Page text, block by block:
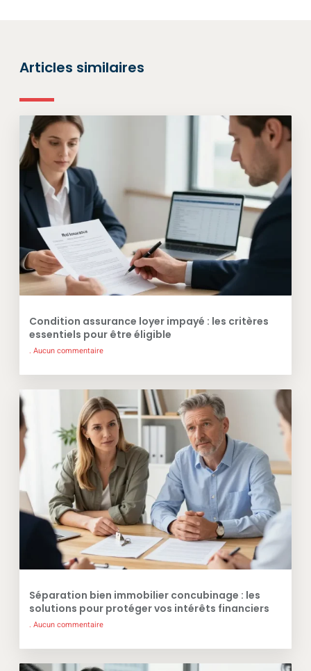
Articles similaires
Condition assurance loyer impayé : les critères
essentiels pour être éligible
Aucun commentaire
Séparation bien immobilier concubinage : les
solutions pour protéger vos intérêts financiers
Aucun commentaire